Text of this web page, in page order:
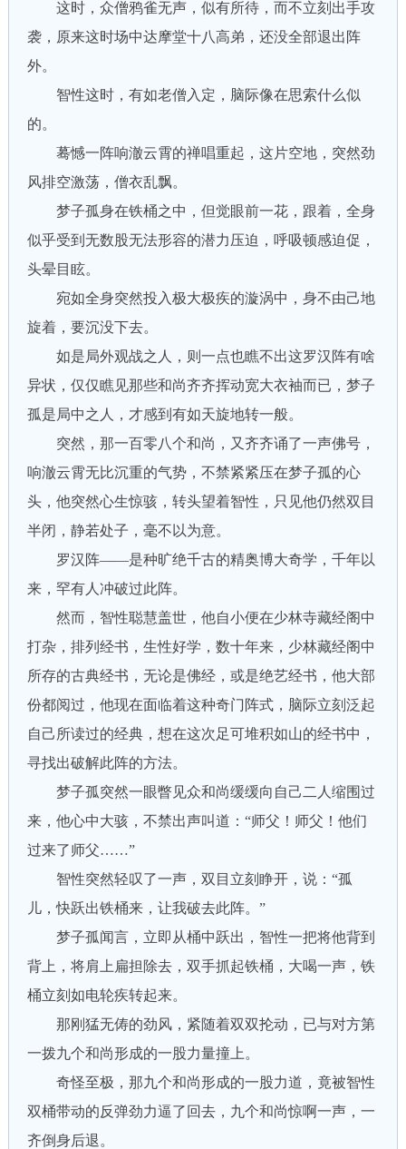
这时，众僧鸦雀无声，似有所待，而不立刻出手攻
袭，原来这时场中达摩堂十八高弟，还没全部退出阵
外。
智性这时，有如老僧入定，脑际像在思索什么似
的。
蓦憾一阵响澈云霄的禅唱重起，这片空地，突然劲
风排空激荡，僧衣乱飘。
梦子孤身在铁桶之中，但觉眼前一花，跟着，全身
似乎受到无数股无法形容的潜力压迫，呼吸顿感迫促，
头晕目眩。
宛如全身突然投入极大极疾的漩涡中，身不由己地
旋着，要沉没下去。
如是局外观战之人，则一点也瞧不出这罗汉阵有啥
异状，仅仅瞧见那些和尚齐齐挥动宽大衣袖而已，梦子
孤是局中之人，才感到有如天旋地转一般。
突然，那一百零八个和尚，又齐齐诵了一声佛号，
响澈云霄无比沉重的气势，不禁紧紧压在梦子孤的心
头，他突然心生惊骇，转头望着智性，只见他仍然双目
半闭，静若处子，毫不以为意。
罗汉阵——是种旷绝千古的精奥博大奇学，千年以
来，罕有人冲破过此阵。
然而，智性聪慧盖世，他自小便在少林寺藏经阁中
打杂，排列经书，生性好学，数十年来，少林藏经阁中
所存的古典经书，无论是佛经，或是绝艺经书，他大部
份都阅过，他现在面临着这种奇门阵式，脑际立刻泛起
自己所读过的经典，想在这次足可堆积如山的经书中，
寻找出破解此阵的方法。
梦子孤突然一眼瞥见众和尚缓缓向自己二人缩围过
来，他心中大骇，不禁出声叫道：“师父！师父！他们
过来了师父……”
智性突然轻叹了一声，双目立刻睁开，说：“孤
儿，快跃出铁桶来，让我破去此阵。”
梦子孤闻言，立即从桶中跃出，智性一把将他背到
背上，将肩上扁担除去，双手抓起铁桶，大喝一声，铁
桶立刻如电轮疾转起来。
那刚猛无俦的劲风，紧随着双双抡动，已与对方第
一拨九个和尚形成的一股力量撞上。
奇怪至极，那九个和尚形成的一股力道，竟被智性
双桶带动的反弹劲力逼了回去，九个和尚惊啊一声，一
齐倒身后退。